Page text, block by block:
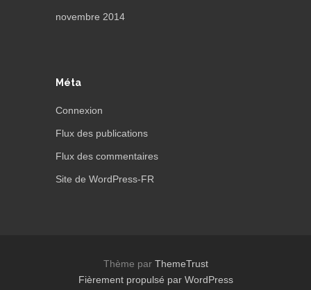
novembre 2014
Méta
Connexion
Flux des publications
Flux des commentaires
Site de WordPress-FR
Thème par ThemeTrust
Fièrement propulsé par WordPress